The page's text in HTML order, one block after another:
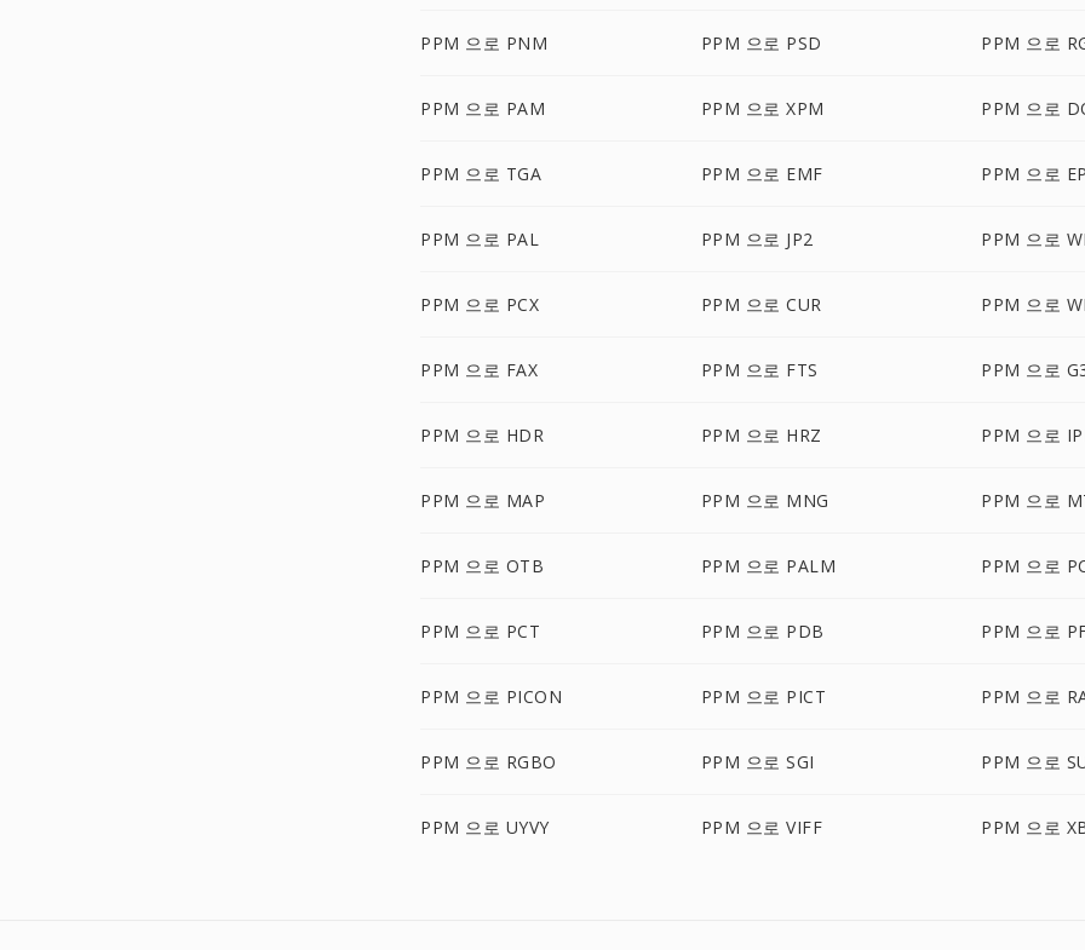
PPM 으로 PNM PPM 으로 PSD PPM 으로
PPM 으로 PAM PPM 으로 XPM PPM 으로
PPM 으로 TGA PPM 으로 EMF PPM 으로
PPM 으로 PAL PPM 으로 JP2 PPM 으로
PPM 으로 PCX PPM 으로 CUR PPM 으로
PPM 으로 FAX PPM 으로 FTS PPM 으로
PPM 으로 HDR PPM 으로 HRZ PPM 으로
PPM 으로 MAP PPM 으로 MNG PPM 으로
PPM 으로 OTB PPM 으로 PALM PPM 으로
PPM 으로 PCT PPM 으로 PDB PPM 으로
PPM 으로 PICON PPM 으로 PICT PPM 으로
PPM 으로 RGBO PPM 으로 SGI PPM 으로
PPM 으로 UYVY PPM 으로 VIFF PPM 으로